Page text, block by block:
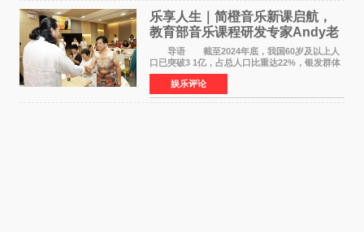
乐享人生｜简橙音乐新课启航，
教育部音乐课程研发专家Andy老
师重磅入驻领航银龄琴声
导语 截至2024年底，我国60岁及以上人
口已突破3 1亿，占总人口比重达22%，银发群体
的精神文化需求日益凸显。2024年1月，国务院办
公厅印发《关于发展银发经济增进老年人福祉的
意见》——这是
娱乐评论